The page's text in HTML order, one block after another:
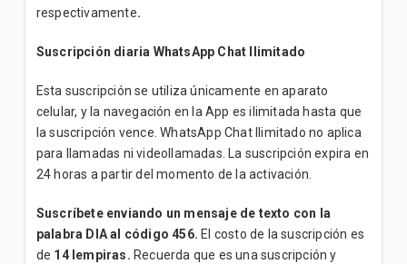
No comprendo los cargos de mi factura postpago
VER MÁS
respectivamente.
Suscripción diaria WhatsApp Chat Ilimitado
Esta suscripción se utiliza únicamente en aparato
celular, y la navegación en la App es ilimitada hasta que
la suscripción vence. WhatsApp Chat Ilimitado no aplica
para llamadas ni videollamadas. La suscripción expira en
24 horas a partir del momento de la activación.
Suscríbete enviando un mensaje de texto con la
palabra DIA al código 456. El costo de la suscripción es
de 14 lempiras. Recuerda que es una suscripción y